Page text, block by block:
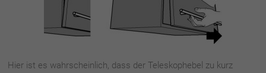
Hier ist es wahrscheinlich, dass der Teleskophebel zu kurz